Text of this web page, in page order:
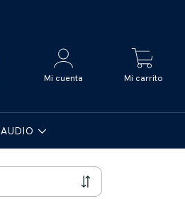
Mi cuenta Mi carrito
AUDIO